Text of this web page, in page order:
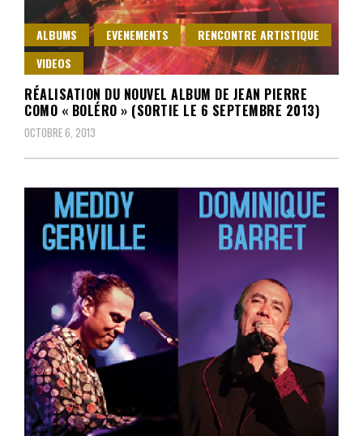
ALBUMS EVENEMENTS
RENCONTRE ARTISTIQUE
VIDEOS
RÉALISATION DU NOUVEL ALBUM DE JEAN PIERRE
COMO « BOLÉRO » (SORTIE LE 6 SEPTEMBRE 2013)
OCTOBRE 6, 2013